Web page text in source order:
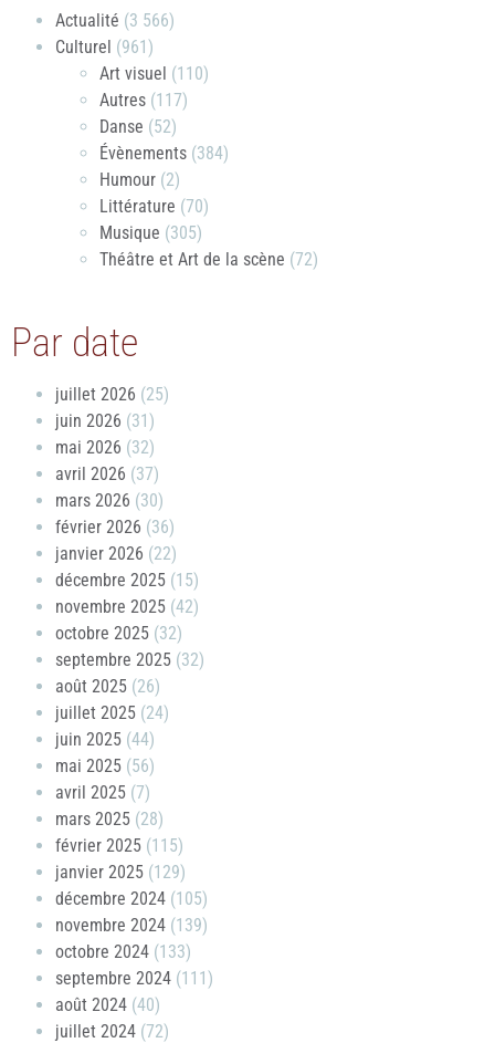
Actualité (3 566)
Culturel (961)
Art visuel (110)
Autres (117)
Danse (52)
Évènements (384)
Humour (2)
Littérature (70)
Musique (305)
Théâtre et Art de la scène (72)
Par date
juillet 2026 (25)
juin 2026 (31)
mai 2026 (32)
avril 2026 (37)
mars 2026 (30)
février 2026 (36)
janvier 2026 (22)
décembre 2025 (15)
novembre 2025 (42)
octobre 2025 (32)
septembre 2025 (32)
août 2025 (26)
juillet 2025 (24)
juin 2025 (44)
mai 2025 (56)
avril 2025 (7)
mars 2025 (28)
février 2025 (115)
janvier 2025 (129)
décembre 2024 (105)
novembre 2024 (139)
octobre 2024 (133)
septembre 2024 (111)
août 2024 (40)
juillet 2024 (72)